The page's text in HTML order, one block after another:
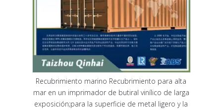
Recubrimiento marino Recubrimiento para alta
mar en un imprimador de butiral vinílico de larga
exposición;para la superficie de metal ligero y la